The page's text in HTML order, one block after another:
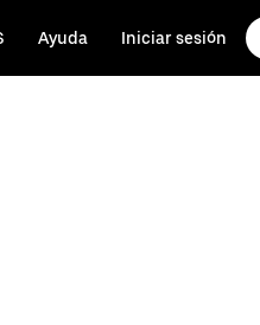
Ayuda Iniciar sesión